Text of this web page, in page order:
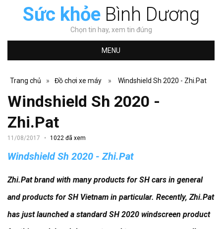
Sức khỏeBình Dương
Chọn tin hay, xem tin đúng
MENU
Trang chủ » Đồ chơi xe máy » Windshield Sh 2020 - Zhi.Pat
Windshield Sh 2020 -
Zhi.Pat
11/08/2017 1022 đã xem
Windshield Sh 2020 - Zhi.Pat
Zhi.Pat brand with many products for SH cars in general
and products for SH Vietnam in particular. Recently, Zhi.Pat
has just launched a standard SH 2020 windscreen product